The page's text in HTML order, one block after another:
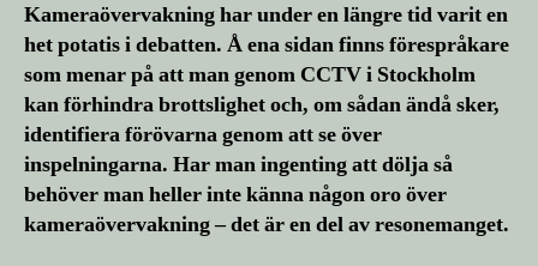
Kameraövervakning har under en längre tid varit en
het potatis i debatten. Å ena sidan finns förespråkare
som menar på att man genom CCTV i Stockholm
kan förhindra brottslighet och, om sådan ändå sker,
identifiera förövarna genom att se över
inspelningarna. Har man ingenting att dölja så
behöver man heller inte känna någon oro över
kameraövervakning – det är en del av resonemanget.